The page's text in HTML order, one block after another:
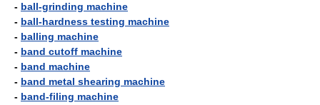
- ball-grinding machine
- ball-hardness testing machine
- balling machine
- band cutoff machine
- band machine
- band metal shearing machine
- band-filing machine